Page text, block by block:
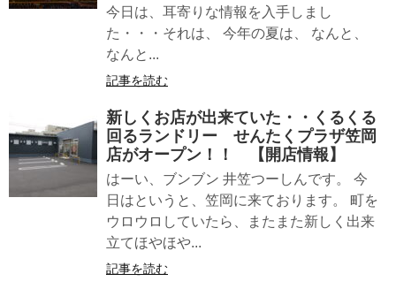
今日は、耳寄りな情報を入手しまし
た・・・それは、 今年の夏は、 なんと、
なんと...
記事を読む
新しくお店が出来ていた・・くるくる
回るランドリー せんたくプラザ笠岡
店がオープン！！ 【開店情報】
はーい、ブンブン 井笠つーしんです。 今
日はというと、笠岡に来ております。 町を
ウロウロしていたら、またまた新しく出来
立てほやほや...
記事を読む